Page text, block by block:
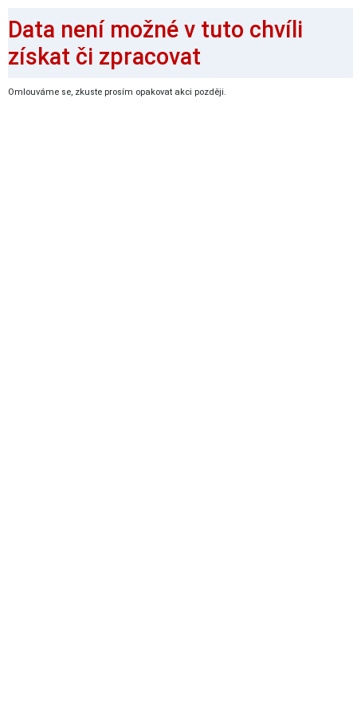
Data není možné v tuto chvíli
získat či zpracovat
Omlouváme se, zkuste prosím opakovat akci později.